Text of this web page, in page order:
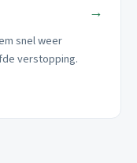
→
snel weer
verstopping.